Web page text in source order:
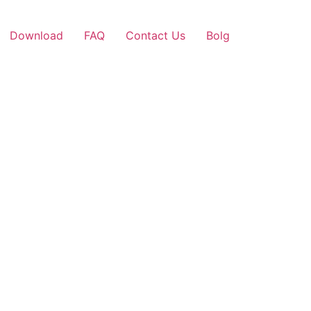
Download FAQ Contact Us Bolg